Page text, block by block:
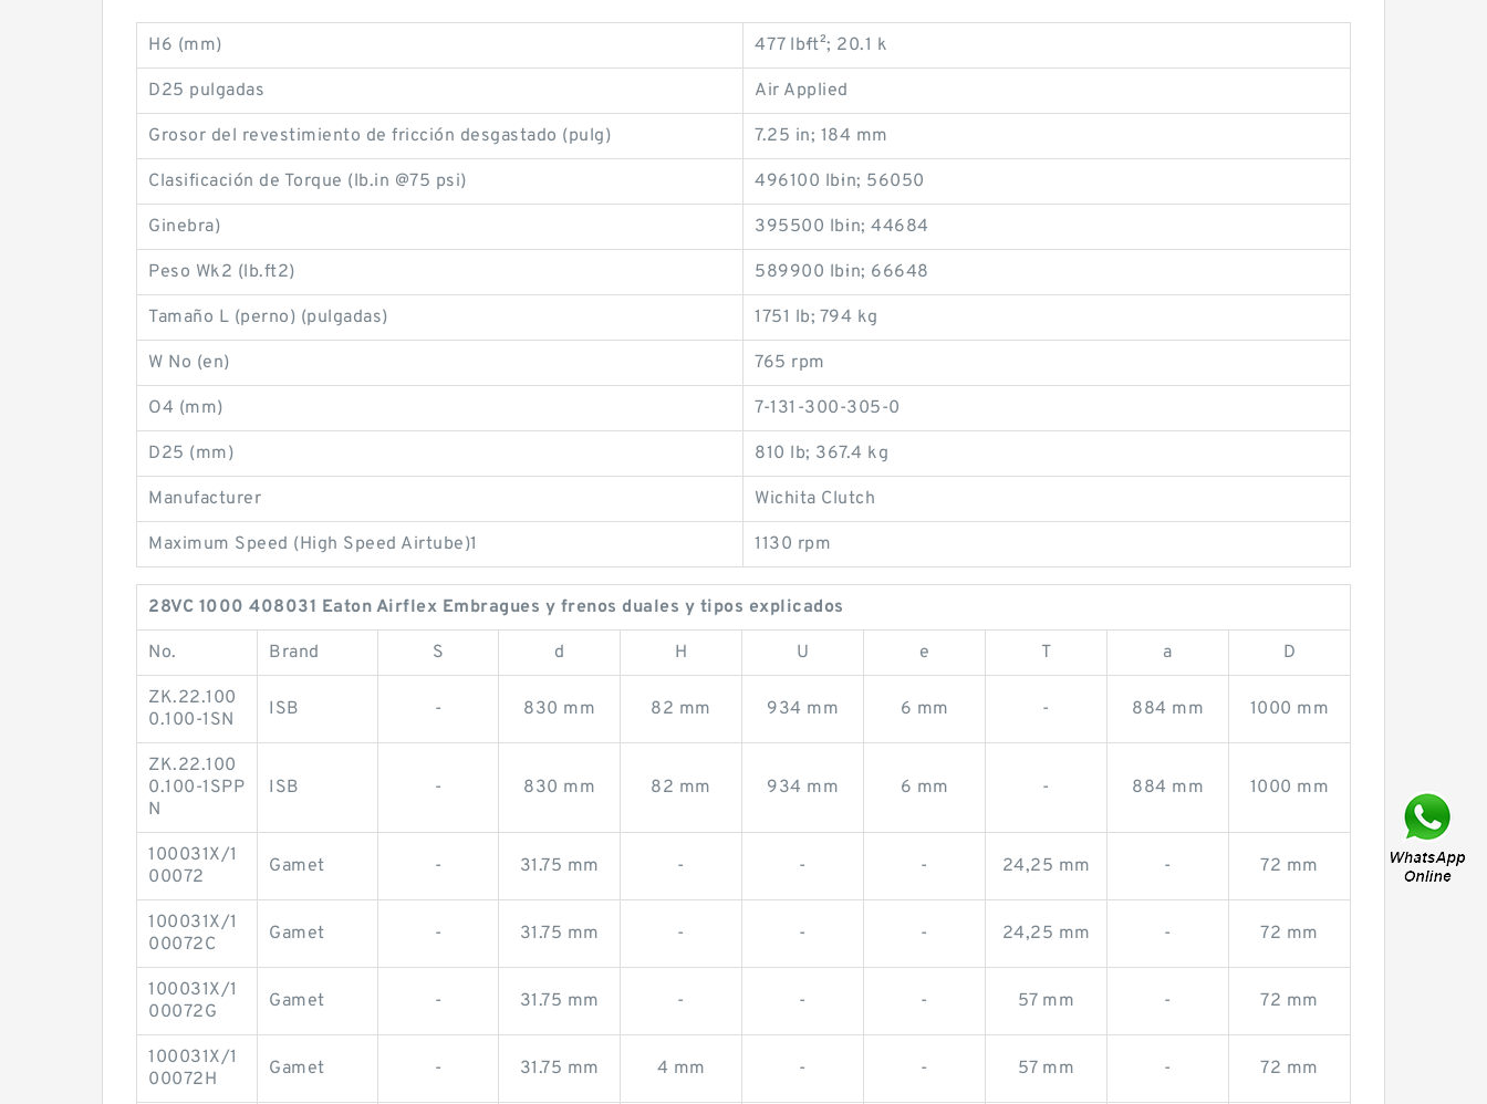
H6 (mm) 477 lb·ft²; 20.1 k
D25 pulgadas Air Applied
Grosor del revestimiento de fricción desgastado (pulg) 7.25 in; 184 mm
Clasificación de Torque (lb.in @75 psi) 496100 lb·in; 56050
Ginebra) 395500 lb·in; 44684
Peso Wk2 (lb.ft2) 589900 lb·in; 66648
Tamaño L (perno) (pulgadas) 1751 lb; 794 kg
W No (en) 765 rpm
O4 (mm) 7-131-300-305-0
D25 (mm) 810 lb; 367.4 kg
Manufacturer Wichita Clutch
Maximum Speed (High Speed Airtube)1 1130 rpm
28VC 1000 408031 Eaton Airflex Embragues y frenos duales y tipos explicados
No. Brand S d H U e T a D
ZK.22.100
0.100-1SN
ISB - 830 mm 82 mm 934 mm 6 mm - 884 mm 1000 mm
ZK.22.100
0.100-1SPP
N
ISB - 830 mm 82 mm 934 mm 6 mm - 884 mm 1000 mm
100031X/1
00072
Gamet - 31.75 mm - - - 24,25 mm - 72 mm
100031X/1
00072C
Gamet - 31.75 mm - - - 24,25 mm - 72 mm
100031X/1
00072G
Gamet - 31.75 mm - - - 57 mm - 72 mm
100031X/1
00072H
Gamet - 31.75 mm 4 mm - - 57 mm - 72 mm